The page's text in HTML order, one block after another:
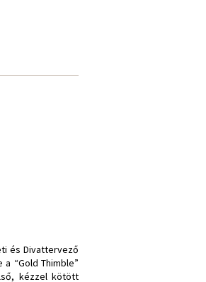
és Divattervező
“Gold Thimble”
kézzel kötött